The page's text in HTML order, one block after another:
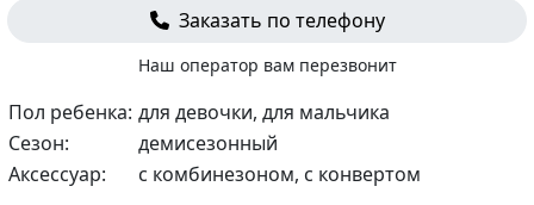
Заказать по телефону
Наш оператор вам перезвонит
Пол ребенка: для девочки, для мальчика
Сезон:
демисезонный
Аксессуар:
с комбинезоном, с конвертом